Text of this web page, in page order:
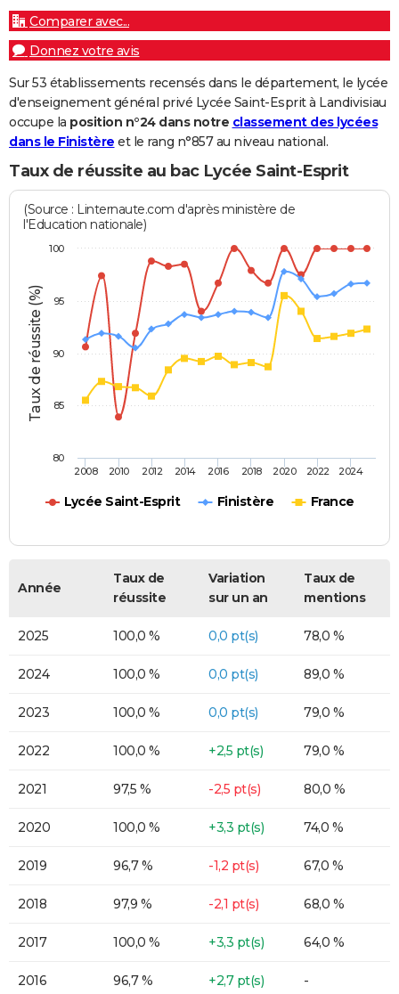
Comparer avec...
Donnez votre avis
Sur 53 établissements recensés dans le département, le lycée
d'enseignement général privé Lycée Saint-Esprit à Landivisiau
occupe la position n°24 dans notre classement des lycées
dans le Finistère et le rang n°857 au niveau national.
Taux de réussite au bac Lycée Saint-Esprit
Taux de réussite (%)
(Source : Linternaute.com d'après ministère de
l'Education nationale)
Lycée Saint-Esprit Finistère France
2008 2010 2012 2014 2016 2018 2020 2022 2024
80
85
90
95
100
Année
Taux de
réussite
Variation
sur un an
Taux de
mentions
2025 100,0 % 0,0 pt(s) 78,0 %
2024 100,0 % 0,0 pt(s) 89,0 %
2023 100,0 % 0,0 pt(s) 79,0 %
2022 100,0 % +2,5 pt(s) 79,0 %
2021 97,5 % -2,5 pt(s) 80,0 %
2020 100,0 % +3,3 pt(s) 74,0 %
2019 96,7 % -1,2 pt(s) 67,0 %
2018 97,9 % -2,1 pt(s) 68,0 %
2017 100,0 % +3,3 pt(s) 64,0 %
2016 96,7 % +2,7 pt(s) -